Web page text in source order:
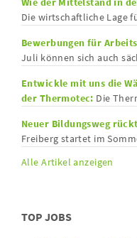
Die wirtschaftliche Lage
Bewerbungen für
Juli können sich auch
Entwickle mit uns die
der Thermotec: Die
Neuer Bildungsweg
Freiberg startet im
Alle Artikel anzeigen
TOP JOBS